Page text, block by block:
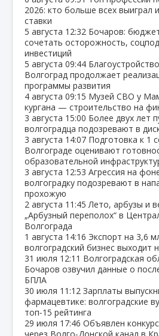
2026: кто больше всех выиграл
ставки
5 августа 12:32 Бочаров:
сочетать осторожность,
инвестиций
5 августа 09:44
Волгоград продолжает
программы развития
4 августа 09:15 Музей СВО у
кургана — строительство на
3 августа 15:00 Более двух лет
волгоградца подозревают в
3 августа 14:07 Подготовка к 1
Волгограде оценивают
образовательной
3 августа 12:53 Агрессия на
волгоградку подозревают в
прохожую
2 августа 11:45 Лето, арбузы и
„Арбузный переполох“ в
Волгограда
1 августа 14:16 Экспорт на 3,6
волгоградский бизнес выходит
31 июля 12:11 Волгоградская
Бочаров озвучил данные о
БПЛА
30 июля 11:12 Зарплаты
фармацевтике: волгоградские
топ‑15 рейтинга
29 июля 17:46 Объявлен